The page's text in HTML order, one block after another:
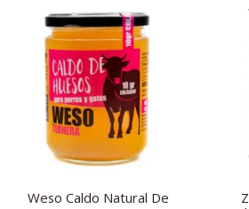
Weso Caldo Natural De